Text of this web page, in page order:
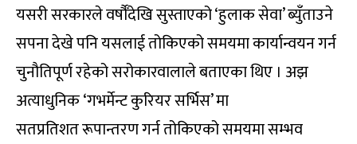
यसरी सरकारले वर्षौँदेखि सुस्ताएको ‘हुलाक सेवा’ ब्युँताउने
सपना देखे पनि यसलाई तोकिएको समयमा कार्यान्वयन गर्न
चुनौतिपूर्ण रहेको सरोकारवालाले बताएका थिए । अझ
अत्याधुनिक ‘गभर्मेन्ट कुरियर सर्भिस’ मा
सतप्रतिशत रूपान्तरण गर्न तोकिएको समयमा सम्भव